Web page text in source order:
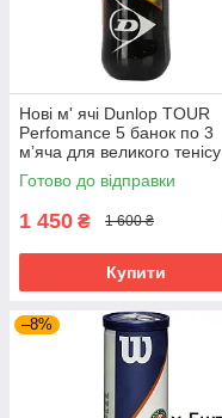
Нові м' ячі Dunlop TOUR
Perfomance 5 банок по 3
мʼяча для великого тенісу
Готово до відправки
1 450 ₴ 1 600 ₴
Купити
–8%